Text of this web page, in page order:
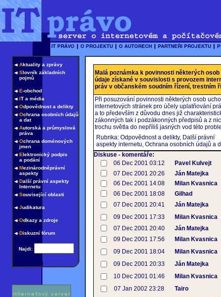
Aktuality a zprávy
Slovník základních
pojmů
E-obchod
IT a média
Odpovědnost a delikty
Ochrana osobních údajů
a dat
Autorská a průmyslová
práva
Ochrana doménových
jmen
Elektronický podpis
a podání
Mezinárodněprávní
aspekty
Další právní aspekty
Internetu
Související oblasti
Judikatura
Odkazy a zdroje
Diskuzní fórum
Najdi:
Malá poznámka k povinnosti některých
údaje získané v souvislosti s provozem
práv v občanském soudním řízení, trestním
Při posuzování povinnosti některých osob
internetových stránek pro účely uplatňování
a to především z důvodu dnes již
zákonných tak i podzákonných předpisů a z
trochu světla do nepříliš jasných vod této
Rubrika: Odpovědnost a delikty, Další právní
aspekty internetu, Ochrana osobních údajů a
Diskuse - komentáře:
06 Dec 2001 03:12
Pavel Kulvejt
07 Dec 2001 20:26
Ján Matejka
06 Dec 2001 14:08
Milan Kvasnica
06 Dec 2001 18:08
Gilhad
07 Dec 2001 20:41
Ján Matejka
09 Dec 2001 17:33
Milan Kvasnica
07 Dec 2001 20:40
Ján Matejka
09 Dec 2001 17:56
Milan Kvasnica
09 Dec 2001 18:04
Milan Kvasnica
09 Dec 2001 20:33
Ján Matejka
10 Dec 2001 01:46
Milan Kvasnica
07 Jan 2002 23:28
Tairo